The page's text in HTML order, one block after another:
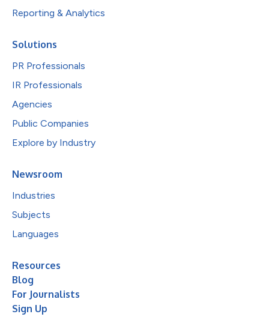
Reporting & Analytics
Solutions
PR Professionals
IR Professionals
Agencies
Public Companies
Explore by Industry
Newsroom
Industries
Subjects
Languages
Resources
Blog
For Journalists
Sign Up